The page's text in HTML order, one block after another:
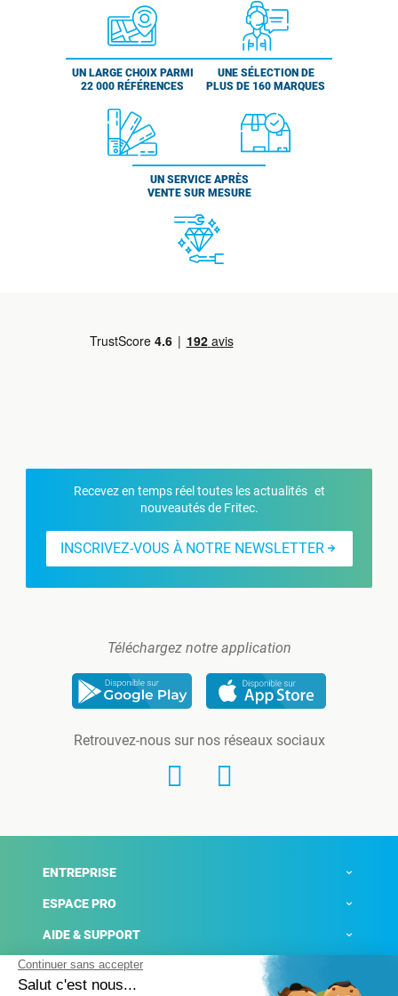
UN LARGE CHOIX PARMI
22 000 RÉFÉRENCES
UNE SÉLECTION DE
PLUS DE 160 MARQUES
UN SERVICE APRÈS
VENTE SUR MESURE
Recevez en temps réel toutes les actualités et
nouveautés de Fritec.
INSCRIVEZ-VOUS À NOTRE NEWSLETTER
Téléchargez notre application
Retrouvez-nous sur nos réseaux sociaux
ENTREPRISE
ESPACE PRO
AIDE & SUPPORT
ACTUALITÉS